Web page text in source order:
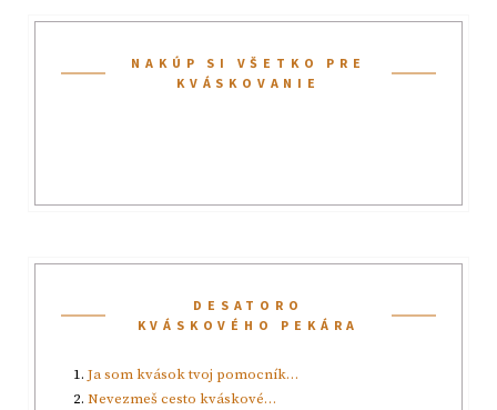
NAKÚP SI VŠETKO PRE
KVÁSKOVANIE
DESATORO
KVÁSKOVÉHO PEKÁRA
Ja som kvások tvoj pomocník…
Nevezmeš cesto kváskové…